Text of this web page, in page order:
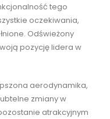
tego
oczekiwania,
Odświeżony
pozycję lidera w
aerodynamika,
zmiany w
atrakcyjnym